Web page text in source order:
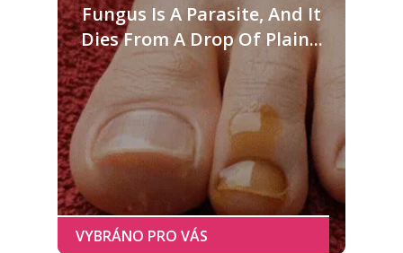
Fungus Is A Parasite, And It
Dies From A Drop Of Plain...